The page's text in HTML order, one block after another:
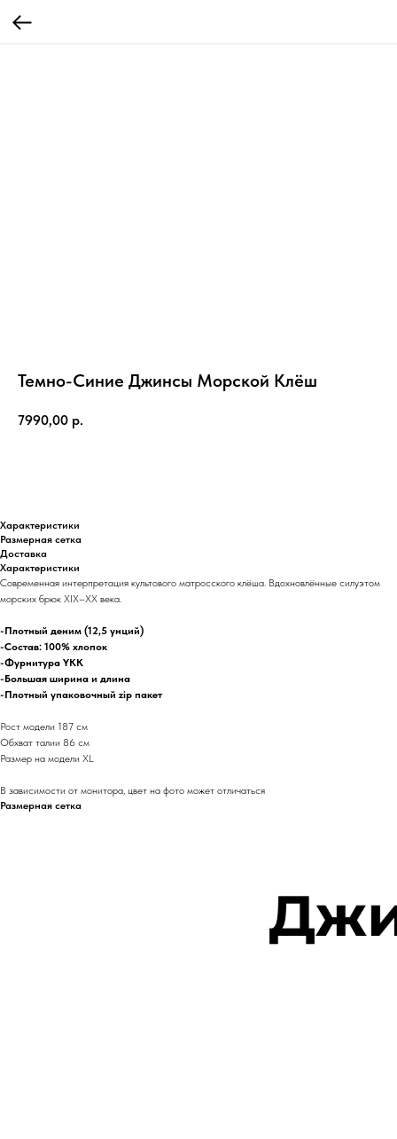
Темно-Cиние Джинсы Морской Клёш
7990,00 р.
Характеристики
Размерная сетка
Доставка
Характеристики
Современная интерпретация культового матросского клёша. Вдохновлённые силуэтом
морских брюк XIX–XX века.
-Плотный деним (12,5 унций)
-Состав: 100% хлопок
-Фурнитура YKK
-Большая ширина и длина
-Плотный упаковочный zip пакет
Рост модели 187 см
Обхват талии 86 см
Размер на модели XL
В зависимости от монитора, цвет на фото может отличаться
Размерная сетка